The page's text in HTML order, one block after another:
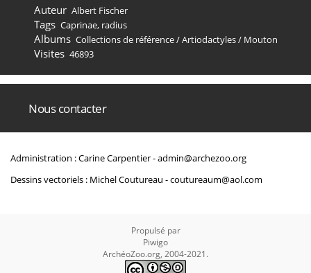
Auteur Albert Fischer
Tags Caprinae, radius
Albums Collections de référence/Artiodactyles/ Mouton
Visites 46893
Nous contacter
Administration : Carine Carpentier -admin@archezoo.org
Dessins vectoriels : Michel Coutureau -coutureaum@aol.com
Propulsé par
Piwigo
ArchéoZoo.org, 2004-2021.